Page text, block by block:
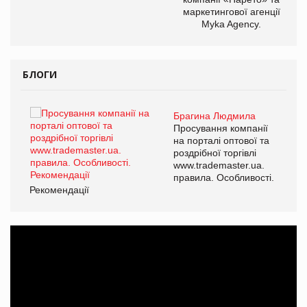
маркетингової агенції
Myka Agency.
БЛОГИ
Брагина Людмила
Просування компанії
на порталі оптової та
роздрібної торгівлі
www.trademaster.ua.
правила. Особливості.
Рекомендації